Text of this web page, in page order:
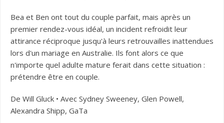
Bea et Ben ont tout du couple parfait, mais après un
premier rendez-vous idéal, un incident refroidit leur
attirance réciproque jusqu'à leurs retrouvailles inattendues
lors d'un mariage en Australie. Ils font alors ce que
n'importe quel adulte mature ferait dans cette situation :
prétendre être en couple.
De Will Gluck • Avec Sydney Sweeney, Glen Powell,
Alexandra Shipp, GaTa